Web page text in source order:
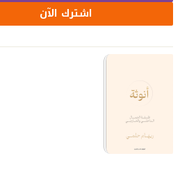
اشترك الآن